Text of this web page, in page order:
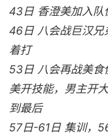
43日 香澄美加入队
46日 八会战巨汉兄
着打
53日 八会再战美食
美开技能，男主开
到最后
57日-61日 集训，